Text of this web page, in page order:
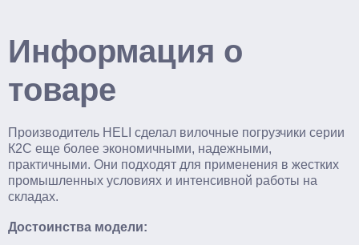
Информация о
товаре
Производитель HELI сделал вилочные погрузчики серии
К2С еще более экономичными, надежными,
практичными. Они подходят для применения в жестких
промышленных условиях и интенсивной работы на
складах.
Достоинства модели: